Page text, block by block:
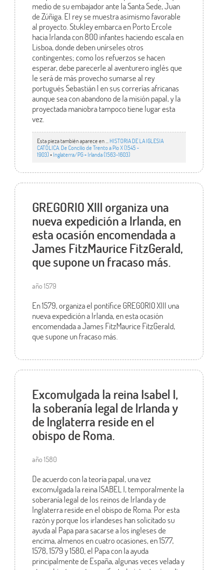
medio de su embajador ante la Santa Sede, Juan
de Zúñiga. El rey se muestra asimismo favorable
al proyecto. Stukley embarca en Porto Ercole
hacia Irlanda con 800 infantes haciendo escala en
Lisboa, donde deben unírseles otros
contingentes; como los refuerzos se hacen
esperar, debe parecerle al aventurero inglés que
le será de más provecho sumarse al rey
portugués Sebastián I en sus correrías africanas
aunque sea con abandono de la misión papal, y la
proyectada maniobra tampoco tiene lugar esta
vez.
Esta pieza también aparece en ... HISTORIA DE LA IGLESIA
CATÓLICA. De Concilio de Trento a Pío X (1545 -
1903)• Inglaterra/PG + Irlanda (1563-1603)
GREGORIO XIII organiza una
nueva expedición a Irlanda, en
esta ocasión encomendada a
James FitzMaurice FitzGerald,
que supone un fracaso más.
año 1579
En 1579, organiza el pontífice GREGORIO XIII una
nueva expedición a Irlanda, en esta ocasión
encomendada a James FitzMaurice FitzGerald,
que supone un fracaso más.
Excomulgada la reina Isabel I,
la soberanía legal de Irlanda y
de Inglaterra reside en el
obispo de Roma.
año 1580
De acuerdo con la teoría papal, una vez
excomulgada la reina ISABEL I, temporalmente la
soberanía legal de los reinos de Irlanda y de
Inglaterra reside en el obispo de Roma. Por esta
razón y porque los irlandeses han solicitado su
ayuda al Papa para sacarse a los ingleses de
encima, almenos en cuatro ocasiones, en 1577,
1578, 1579 y 1580, el Papa con la ayuda
principalmente de España, algunas veces velada y